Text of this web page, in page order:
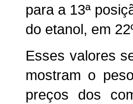
para a 13ª
do etanol, em
Esses valores
mostram o
preços dos